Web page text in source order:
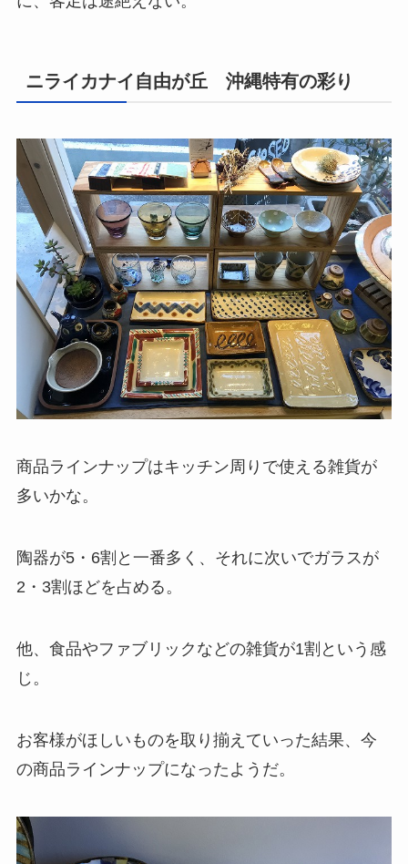
ニライカナイ自由が丘 沖縄特有の彩り
商品ラインナップはキッチン周りで使える雑貨が
多いかな。
陶器が5・6割と一番多く、それに次いでガラスが
2・3割ほどを占める。
他、食品やファブリックなどの雑貨が1割という感
じ。
お客様がほしいものを取り揃えていった結果、今
の商品ラインナップになったようだ。